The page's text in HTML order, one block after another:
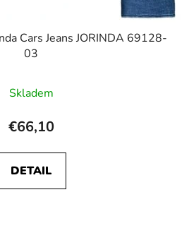
Cars Jeans JORINDA 69128-
03
Skladem
€66,10
DETAIL